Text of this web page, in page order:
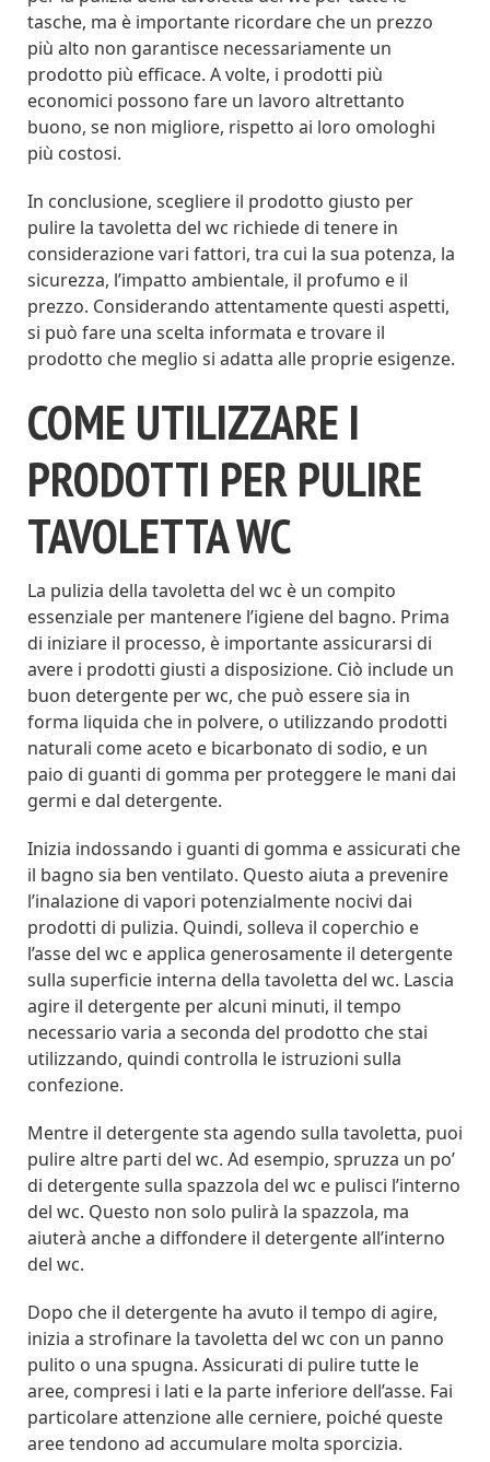
tasche, ma è importante ricordare che un prezzo
più alto non garantisce necessariamente un
prodotto più efficace. A volte, i prodotti più
economici possono fare un lavoro altrettanto
buono, se non migliore, rispetto ai loro omologhi
più costosi.
In conclusione, scegliere il prodotto giusto per
pulire la tavoletta del wc richiede di tenere in
considerazione vari fattori, tra cui la sua potenza, la
sicurezza, l’impatto ambientale, il profumo e il
prezzo. Considerando attentamente questi aspetti,
si può fare una scelta informata e trovare il
prodotto che meglio si adatta alle proprie esigenze.
COME UTILIZZARE I
PRODOTTI PER PULIRE
TAVOLETTA WC
La pulizia della tavoletta del wc è un compito
essenziale per mantenere l’igiene del bagno. Prima
di iniziare il processo, è importante assicurarsi di
avere i prodotti giusti a disposizione. Ciò include un
buon detergente per wc, che può essere sia in
forma liquida che in polvere, o utilizzando prodotti
naturali come aceto e bicarbonato di sodio, e un
paio di guanti di gomma per proteggere le mani dai
germi e dal detergente.
Inizia indossando i guanti di gomma e assicurati che
il bagno sia ben ventilato. Questo aiuta a prevenire
l’inalazione di vapori potenzialmente nocivi dai
prodotti di pulizia. Quindi, solleva il coperchio e
l’asse del wc e applica generosamente il detergente
sulla superficie interna della tavoletta del wc. Lascia
agire il detergente per alcuni minuti, il tempo
necessario varia a seconda del prodotto che stai
utilizzando, quindi controlla le istruzioni sulla
confezione.
Mentre il detergente sta agendo sulla tavoletta, puoi
pulire altre parti del wc. Ad esempio, spruzza un po’
di detergente sulla spazzola del wc e pulisci l’interno
del wc. Questo non solo pulirà la spazzola, ma
aiuterà anche a diffondere il detergente all’interno
del wc.
Dopo che il detergente ha avuto il tempo di agire,
inizia a strofinare la tavoletta del wc con un panno
pulito o una spugna. Assicurati di pulire tutte le
aree, compresi i lati e la parte inferiore dell’asse. Fai
particolare attenzione alle cerniere, poiché queste
aree tendono ad accumulare molta sporcizia.